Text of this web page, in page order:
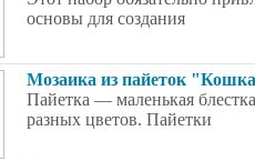
основы для создания
Мозаика из пайеток
Пайетка — маленькая
разных цветов. Пайетки